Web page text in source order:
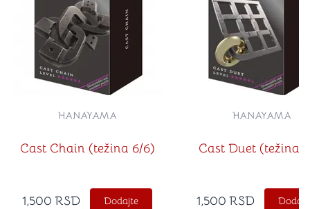
Cast Chain (težina 6/6)
HANAYAMA
1,500 RSD Dodajte
Cast Duet (težina
HANAYAMA
1,500 RSD